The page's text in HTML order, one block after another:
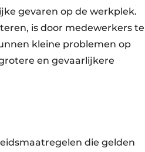
gevaren op de werkplek.
is door medewerkers te
kleine problemen op
en gevaarlijkere
die gelden